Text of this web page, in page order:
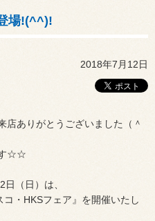
場!(^^)!
2018年7月12日
店ありがとうございました（＾
す☆☆
（日）は、
コ・HKSフェア』を開催いたし